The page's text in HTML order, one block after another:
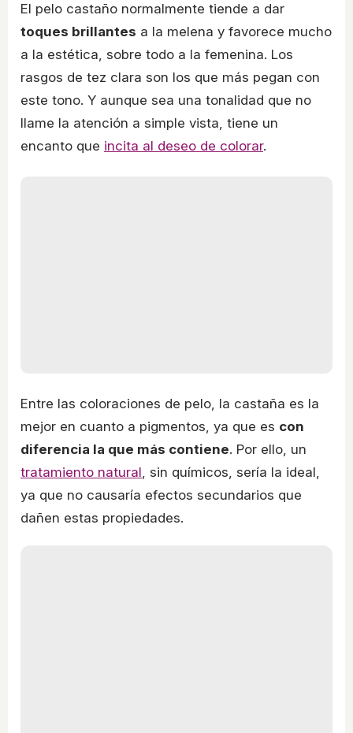
El pelo castaño normalmente tiende a dar
toques brillantes a la melena y favorece mucho
a la estética, sobre todo a la femenina. Los
rasgos de tez clara son los que más pegan con
este tono. Y aunque sea una tonalidad que no
llame la atención a simple vista, tiene un
encanto que incita al deseo de colorar.
Entre las coloraciones de pelo, la castaña es la
mejor en cuanto a pigmentos, ya que es con
diferencia la que más contiene. Por ello, un
tratamiento natural, sin químicos, sería la ideal,
ya que no causaría efectos secundarios que
dañen estas propiedades.